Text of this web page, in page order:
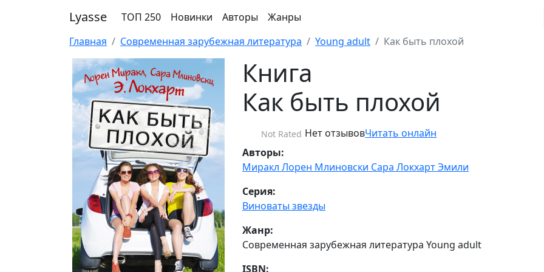
Lyasse ТОП 250 Новинки Авторы Жанры
Главная
Современная зарубежная литература Young adult Как быть плохой
Книга
Как быть плохой
Not Rated Нет отзывовЧитать онлайн
Авторы:
Миракл Лорен Млиновски Сара Локхарт Эмили
Серия:
Виноваты звезды
Жанр:
Современная зарубежная литература Young adult
ISBN: